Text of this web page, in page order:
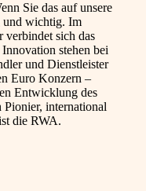
Sie das auf unsere
und wichtig. Im
verbindet sich das
stehen bei
und Dienstleister
Euro Konzern –
Entwicklung des
international
die RWA.